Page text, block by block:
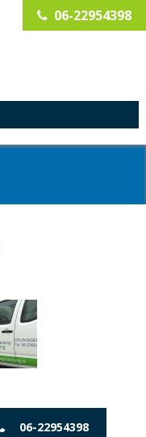
06-22954398
06-22954398